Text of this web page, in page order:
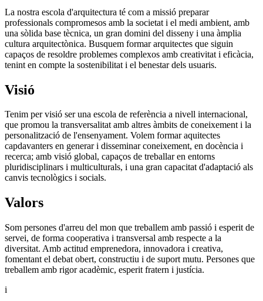
La nostra escola d'arquitectura té com a missió preparar
professionals compromesos amb la societat i el medi ambient, amb
una sòlida base tècnica, un gran domini del disseny i una àmplia
cultura arquitectònica. Busquem formar arquitectes que siguin
capaços de resoldre problemes complexos amb creativitat i eficàcia,
tenint en compte la sostenibilitat i el benestar dels usuaris.
Visió
Tenim per visió ser una escola de referència a nivell internacional,
que promou la transversalitat amb altres àmbits de coneixement i la
personalització de l'ensenyament. Volem formar aquitectes
capdavanters en generar i disseminar coneixement, en docència i
recerca; amb visió global, capaços de treballar en entorns
pluridisciplinars i multiculturals, i una gran capacitat d'adaptació als
canvis tecnològics i socials.
Valors
Som persones d'arreu del mon que treballem amb passió i esperit de
servei, de forma cooperativa i transversal amb respecte a la
diversitat. Amb actitud emprenedora, innovadora i creativa,
fomentant el debat obert, constructiu i de suport mutu. Persones que
treballem amb rigor acadèmic, esperit fratern i justícia.
i